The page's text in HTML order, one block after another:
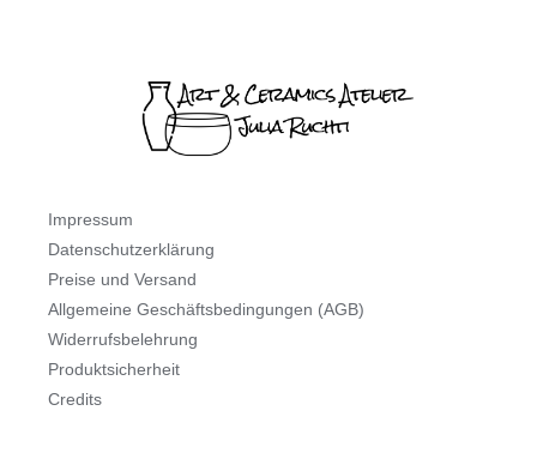
Impressum
Datenschutzerklärung
Preise und Versand
Allgemeine Geschäftsbedingungen (AGB)
Widerrufsbelehrung
Produktsicherheit
Credits